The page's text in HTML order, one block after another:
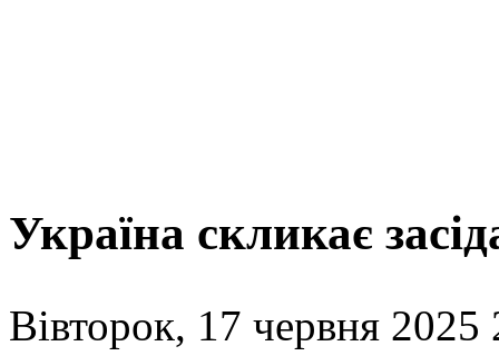
Україна скликає
Вівторок, 17 червня